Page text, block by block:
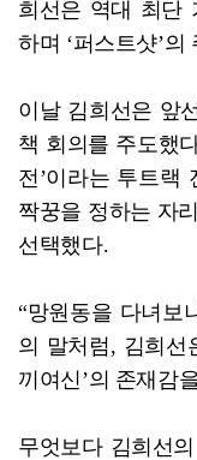
희선은 역대 최단
하며 ‘퍼스트샷’의
이날 김희선은 앞
책 회의를 주도했
전’이라는 투트랙
짝꿍을 정하는 자
선택했다.
“망원동을 다녀보
의 말처럼, 김희선
끼여신’의 존재감
무엇보다 김희선